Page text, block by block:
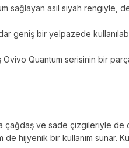
sağlayan asil siyah rengiyle,
geniş bir yelpazede
Quantum serisinin bir
çağdaş ve sade çizgileriyle de
hijyenik bir kullanım sunar.